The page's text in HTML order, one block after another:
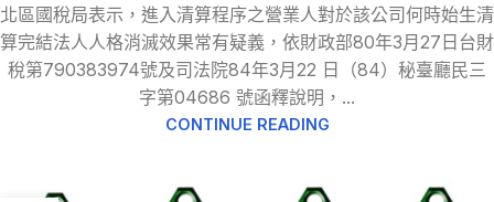
北區國稅局表示，進入清算程序之營業人對於該公司何時始生清
算完結法人人格消滅效果常有疑義，依財政部80年3月27日台財
稅第790383974號及司法院84年3月22 日（84）秘臺廳民三
字第04686 號函釋說明，...
CONTINUE READING